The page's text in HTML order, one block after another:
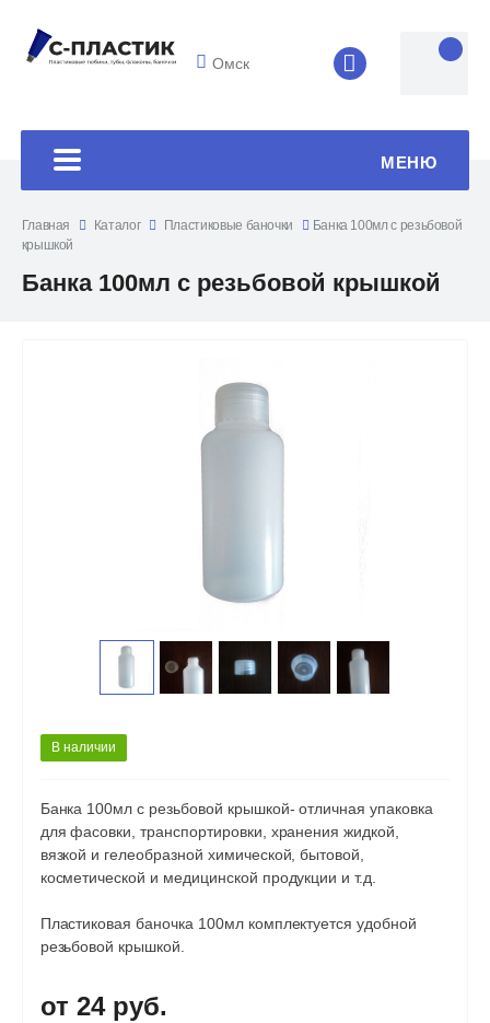
Омск 8 (4852) 33-
МЕНЮ
Главная Каталог Пластиковые баночки
Банка 100мл с резьбовой
крышкой
Банка 100мл с резьбовой крышкой
В наличии
Банка 100мл с резьбовой крышкой- отличная упаковка
для фасовки, транспортировки, хранения жидкой,
вязкой и гелеобразной химической, бытовой,
косметической и медицинской продукции и т.д.
Пластиковая баночка 100мл комплектуется удобной
резьбовой крышкой.
24 руб.